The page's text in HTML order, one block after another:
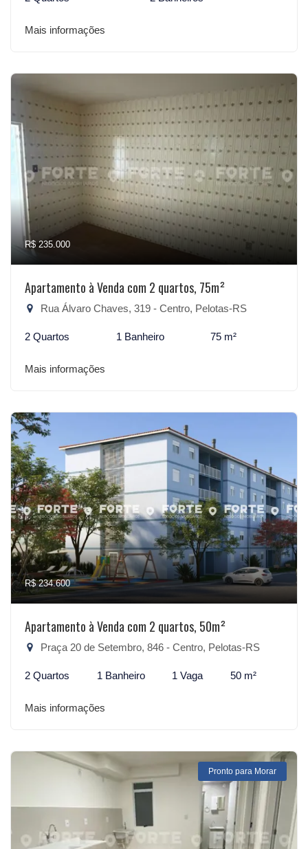
Mais informações
R$ 235.000
Apartamento à Venda com 2 quartos, 75m²
Rua Álvaro Chaves, 319 - Centro, Pelotas-RS
2 Quartos 1 Banheiro 75 m²
Mais informações
R$ 234.600
Apartamento à Venda com 2 quartos, 50m²
Praça 20 de Setembro, 846 - Centro, Pelotas-RS
2 Quartos 1 Banheiro 1 Vaga 50 m²
Mais informações
Pronto para Morar